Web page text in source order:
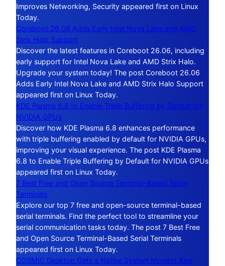
Improves Networking, Security appeared first on Linux
Today.
Coreboot 26.06 Adds Early Intel Nova Lake and AMD
Strix Halo Support
Discover the latest features in Coreboot 26.06, including
early support for Intel Nova Lake and AMD Strix Halo.
Upgrade your system today! The post Coreboot 26.06
Adds Early Intel Nova Lake and AMD Strix Halo Support
appeared first on Linux Today.
KDE Plasma 6.8 to Enable Triple Buffering by Default for
NVIDIA GPUs
Discover how KDE Plasma 6.8 enhances performance
with triple buffering enabled by default for NVIDIA GPUs,
improving your visual experience. The post KDE Plasma
6.8 to Enable Triple Buffering by Default for NVIDIA GPUs
appeared first on Linux Today.
7 Best Free and Open Source Terminal-Based Serial
Terminals
Explore our top 7 free and open-source terminal-based
serial terminals. Find the perfect tool to streamline your
serial communication tasks today. The post 7 Best Free
and Open Source Terminal-Based Serial Terminals
appeared first on Linux Today.
COSMIC Desktop Gets a Native System Monitor App